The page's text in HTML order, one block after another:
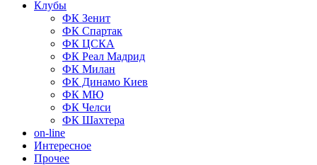
Клубы
ФК Зенит
ФК Спартак
ФК ЦСКА
ФК Реал Мадрид
ФК Милан
ФК Динамо Киев
ФК МЮ
ФК Челси
ФК Шахтера
on-line
Интересное
Прочее